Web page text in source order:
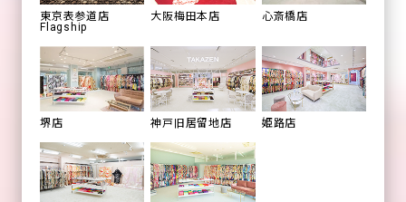
東京表参道店
Flagship
大阪梅田本店 心斎橋店
堺店 神戸旧居留地店 姫路店